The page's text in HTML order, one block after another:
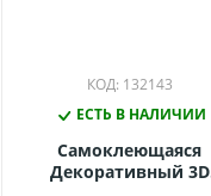
КОД: 132143
ЕСТЬ В НАЛИЧИИ
Самоклеющаяся
Декоративный 3D